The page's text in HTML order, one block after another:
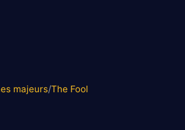
majeurs/The Fool